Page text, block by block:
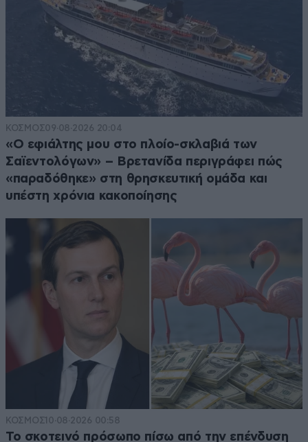
ΚΟΣΜΟΣ09·08·2026 20:04
«Ο εφιάλτης μου στο πλοίο-σκλαβιά των
Σαϊεντολόγων» – Βρετανίδα περιγράφει πώς
«παραδόθηκε» στη θρησκευτική ομάδα και
υπέστη χρόνια κακοποίησης
ΚΟΣΜΟΣ10·08·2026 00:58
Το σκοτεινό πρόσωπο πίσω από την επένδυση